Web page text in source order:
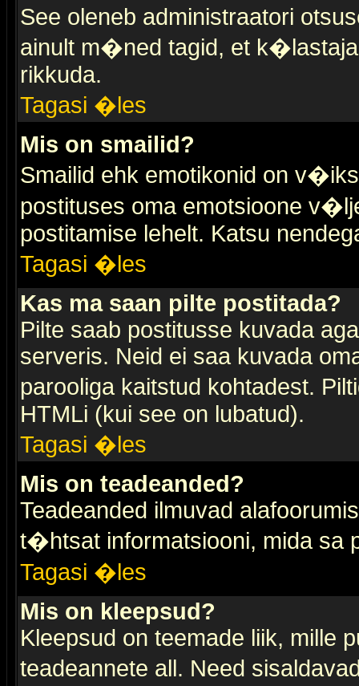
See oleneb administraatori
ainult m�ned tagid, et
rikkuda.
Tagasi �les
Mis on smailid?
Smailid ehk emotikonid on
postituses oma emotsioone
postitamise lehelt. Katsu
Tagasi �les
Kas ma saan pilte postitada?
Pilte saab postitusse kuvada
serveris. Neid ei saa kuvada
parooliga kaitstud kohtadest.
HTMLi (kui see on lubatud).
Tagasi �les
Mis on teadeanded?
Teadeanded ilmuvad
t�htsat informatsiooni, mida sa
Tagasi �les
Mis on kleepsud?
Kleepsud on teemade liik, mille
teadeannete all. Need